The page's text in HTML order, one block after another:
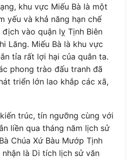
khu vực Miếu Bà là một
yếu và khả năng hạn chế
vào quận lỵ Tịnh Biên
Lăng. Miếu Bà là khu vực
tỉa rất lợi hại của quân ta.
phong trào đấu tranh đã
triển lớn lao khắp các xã,
trúc, tín ngưỡng cùng với
liền qua tháng năm lịch sử
Chúa Xứ Bàu Mướp Tịnh
là Di tích lịch sử văn